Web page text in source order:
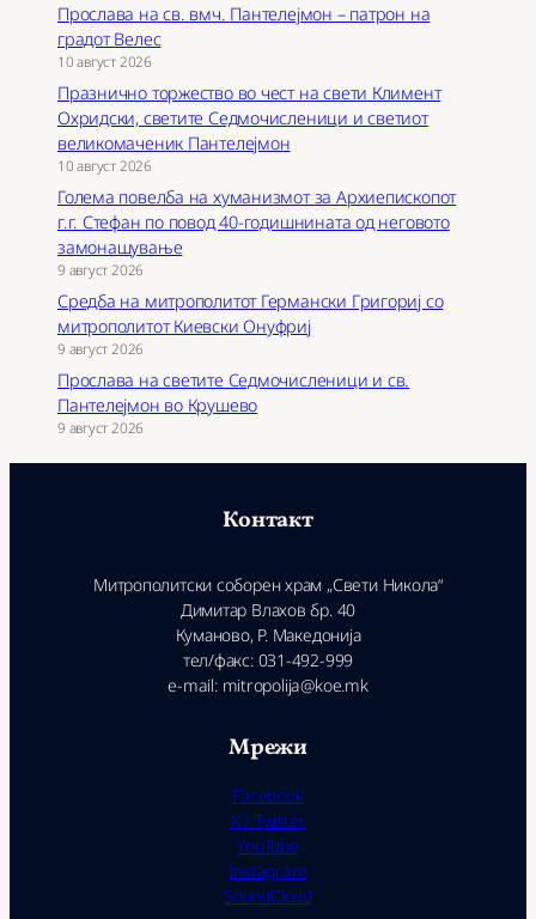
Прослава на св. вмч. Пантелејмон – патрон на
градот Велес
10 август 2026
Празнично торжество во чест на свети Климент
Охридски, светите Седмочисленици и светиот
великомаченик Пантелејмон
10 август 2026
Голема повелба на хуманизмот за Архиепископот
г.г. Стефан по повод 40-годишнината од неговото
замонашување
9 август 2026
Средба на митрополитот Германски Григориј со
митрополитот Киевски Онуфриј
9 август 2026
Прослава на светите Седмочисленици и св.
Пантелејмон во Крушево
9 август 2026
Контакт
Митрополитски соборен храм „Свети Никола“
Димитар Влахов бр. 40
Куманово, Р. Македонија
тел/факс: 031-492-999
e-mail: mitropolija@koe.mk
Мрежи
Facebook
X / Twitter
YouTube
Instagram
SoundCloud